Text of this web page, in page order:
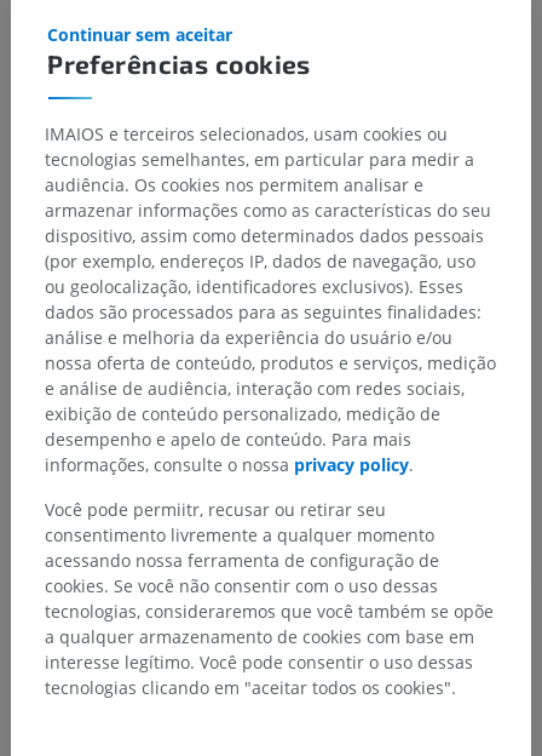
Hierarquia anatômica
Anatomia humana 1
Anatomia sistêmica> Sistema nervoso>
Parte central ; Sistema nervoso central>
Medula espinal> Substância cinzenta>
Colunas cinzentas > Coluna anterior>
Corno anterior > Lâminas espinais VII - IX
Estruturas subjacentes:Não há nenhuma estrutura
subjacente para esta parte anatômica
Traduções
Encontrou um erro?
Preferências cookies
Continuar sem aceitar
IMAIOS e terceiros selecionados, usam cookies ou
tecnologias semelhantes, em particular para medir a
audiência. Os cookies nos permitem analisar e
armazenar informações como as características do seu
dispositivo, assim como determinados dados pessoais
(por exemplo, endereços IP, dados de navegação, uso
ou geolocalização, identificadores exclusivos). Esses
dados são processados para as seguintes finalidades:
análise e melhoria da experiência do usuário e/ou
nossa oferta de conteúdo, produtos e serviços, medição
e análise de audiência, interação com redes sociais,
exibição de conteúdo personalizado, medição de
desempenho e apelo de conteúdo. Para mais
informações, consulte o nossa privacy policy.
Você pode permiitr, recusar ou retirar seu
consentimento livremente a qualquer momento
acessando nossa ferramenta de configuração de
cookies. Se você não consentir com o uso dessas
tecnologias, consideraremos que você também se opõe
a qualquer armazenamento de cookies com base em
interesse legítimo. Você pode consentir o uso dessas
tecnologias clicando em "aceitar todos os cookies".